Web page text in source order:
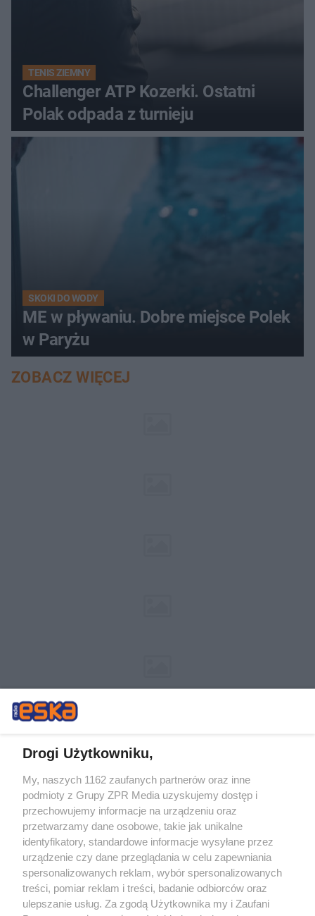
TENIS ZIEMNY
Challenger ATP Kozerki. Ostatni
Polak odpada z turnieju
SKOKI DO WODY
ME w pływaniu. Dobre miejsce Polek
w Paryżu
ZOBACZ WIĘCEJ
Żaden utwór zamieszczony w serwisie nie może być powielany i
rozpowszechniany lub dalej rozpowszechniany w jakikolwiek sposób (w
tym także elektroniczny lub mechaniczny) na jakimkolwiek polu
eksploatacji w jakiejkolwiek formie, włącznie z umieszczaniem w
Internecie bez pisemnej zgody właściciela praw. Jakiekolwiek użycie lub
wykorzystanie utworów w całości lub w części z naruszeniem prawa,
tzn. bez właściwej zgody, jest zabronione pod groźbą kary i może być
ścigane prawnie.
Drogi Użytkowniku,
My, naszych 1162 zaufanych partnerów oraz inne
podmioty z Grupy ZPR Media uzyskujemy dostęp i
przechowujemy informacje na urządzeniu oraz
przetwarzamy dane osobowe, takie jak unikalne
identyfikatory, standardowe informacje wysyłane przez
urządzenie czy dane przeglądania w celu zapewniania
spersonalizowanych reklam, wybór spersonalizowanych
treści, pomiar reklam i treści, badanie odbiorców oraz
ulepszanie usług. Za zgodą Użytkownika my i Zaufani